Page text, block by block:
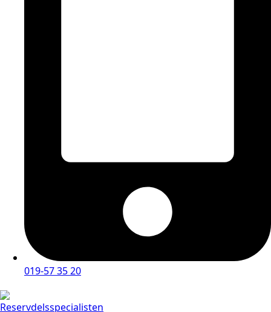
019-57 35 20
Reservdelsspecialisten